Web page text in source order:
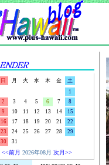
日 月 火 水 木 金
土
1
2
3 4 5 6 7
8
9
10 11 12 13 14
15
16
17 18 19 20 21
22
23
24 25 26 27 28
29
30
31
<<前月 2026年08月 次月>>